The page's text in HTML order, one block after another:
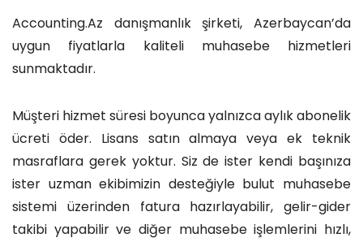
Accounting.Az danışmanlık şirketi, Azerbaycan’da
uygun fiyatlarla kaliteli muhasebe hizmetleri
sunmaktadır.
Müşteri hizmet süresi boyunca yalnızca aylık abonelik
ücreti öder. Lisans satın almaya veya ek teknik
masraflara gerek yoktur. Siz de ister kendi başınıza
ister uzman ekibimizin desteğiyle bulut muhasebe
sistemi üzerinden fatura hazırlayabilir, gelir-gider
takibi yapabilir ve diğer muhasebe işlemlerini hızlı,